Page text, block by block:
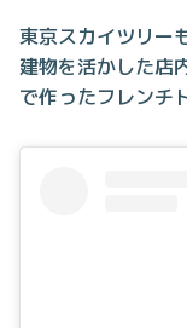
東京スカイツリー
建物を活かした店
で作ったフレンチ